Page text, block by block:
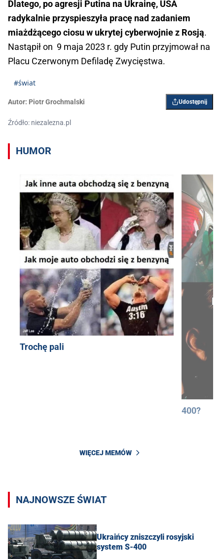
Dlatego, po agresji Putina na Ukrainę, USA
radykalnie przyspieszyła pracę nad zadaniem
miażdżącego ciosu w ukrytej cyberwojnie z Rosją.
Nastąpił on 9 maja 2023 r. gdy Putin przyjmował na
Placu Czerwonym Defiladę Zwycięstwa.
#świat
Autor: Piotr Grochmalski Udostępnij
Źródło: niezalezna.pl
HUMOR
Trochę pali
400?
WIĘCEJ MEMÓW
NAJNOWSZE ŚWIAT
Ukraińcy zniszczyli rosyjski
system S-400